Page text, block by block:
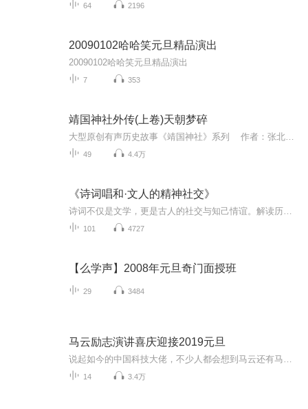
64 2196
20090102哈哈笑元旦精品演出
20090102哈哈笑元旦精品演出
7 353
靖国神社外传(上卷)天朝梦碎
49 4.4万
《诗词唱和·文人的精神社交》
101 4727
【么学声】2008年元旦奇门面授班
29 3484
马云励志演讲喜庆迎接2019元旦
14 3.4万